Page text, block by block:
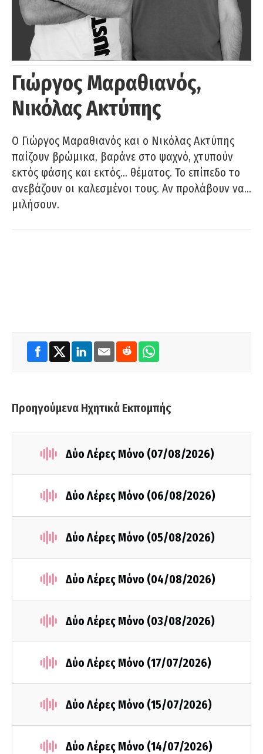
Γιώργος Μαραθιανός,
Νικόλας Ακτύπης
Ο Γιώργος Μαραθιανός και ο Νικόλας Ακτύπης
παίζουν βρώμικα, βαράνε στο ψαχνό, χτυπούν
εκτός φάσης και εκτός… θέματος. Το επίπεδο το
ανεβάζουν οι καλεσμένοι τους. Αν προλάβουν να…
μιλήσουν.
Προηγούμενα Ηχητικά Εκπομπής
Δύο Λέρες Μόνο (07/08/2026)
Δύο Λέρες Μόνο (06/08/2026)
Δύο Λέρες Μόνο (05/08/2026)
Δύο Λέρες Μόνο (04/08/2026)
Δύο Λέρες Μόνο (03/08/2026)
Δύο Λέρες Μόνο (17/07/2026)
Δύο Λέρες Μόνο (15/07/2026)
Δύο Λέρες Μόνο (14/07/2026)